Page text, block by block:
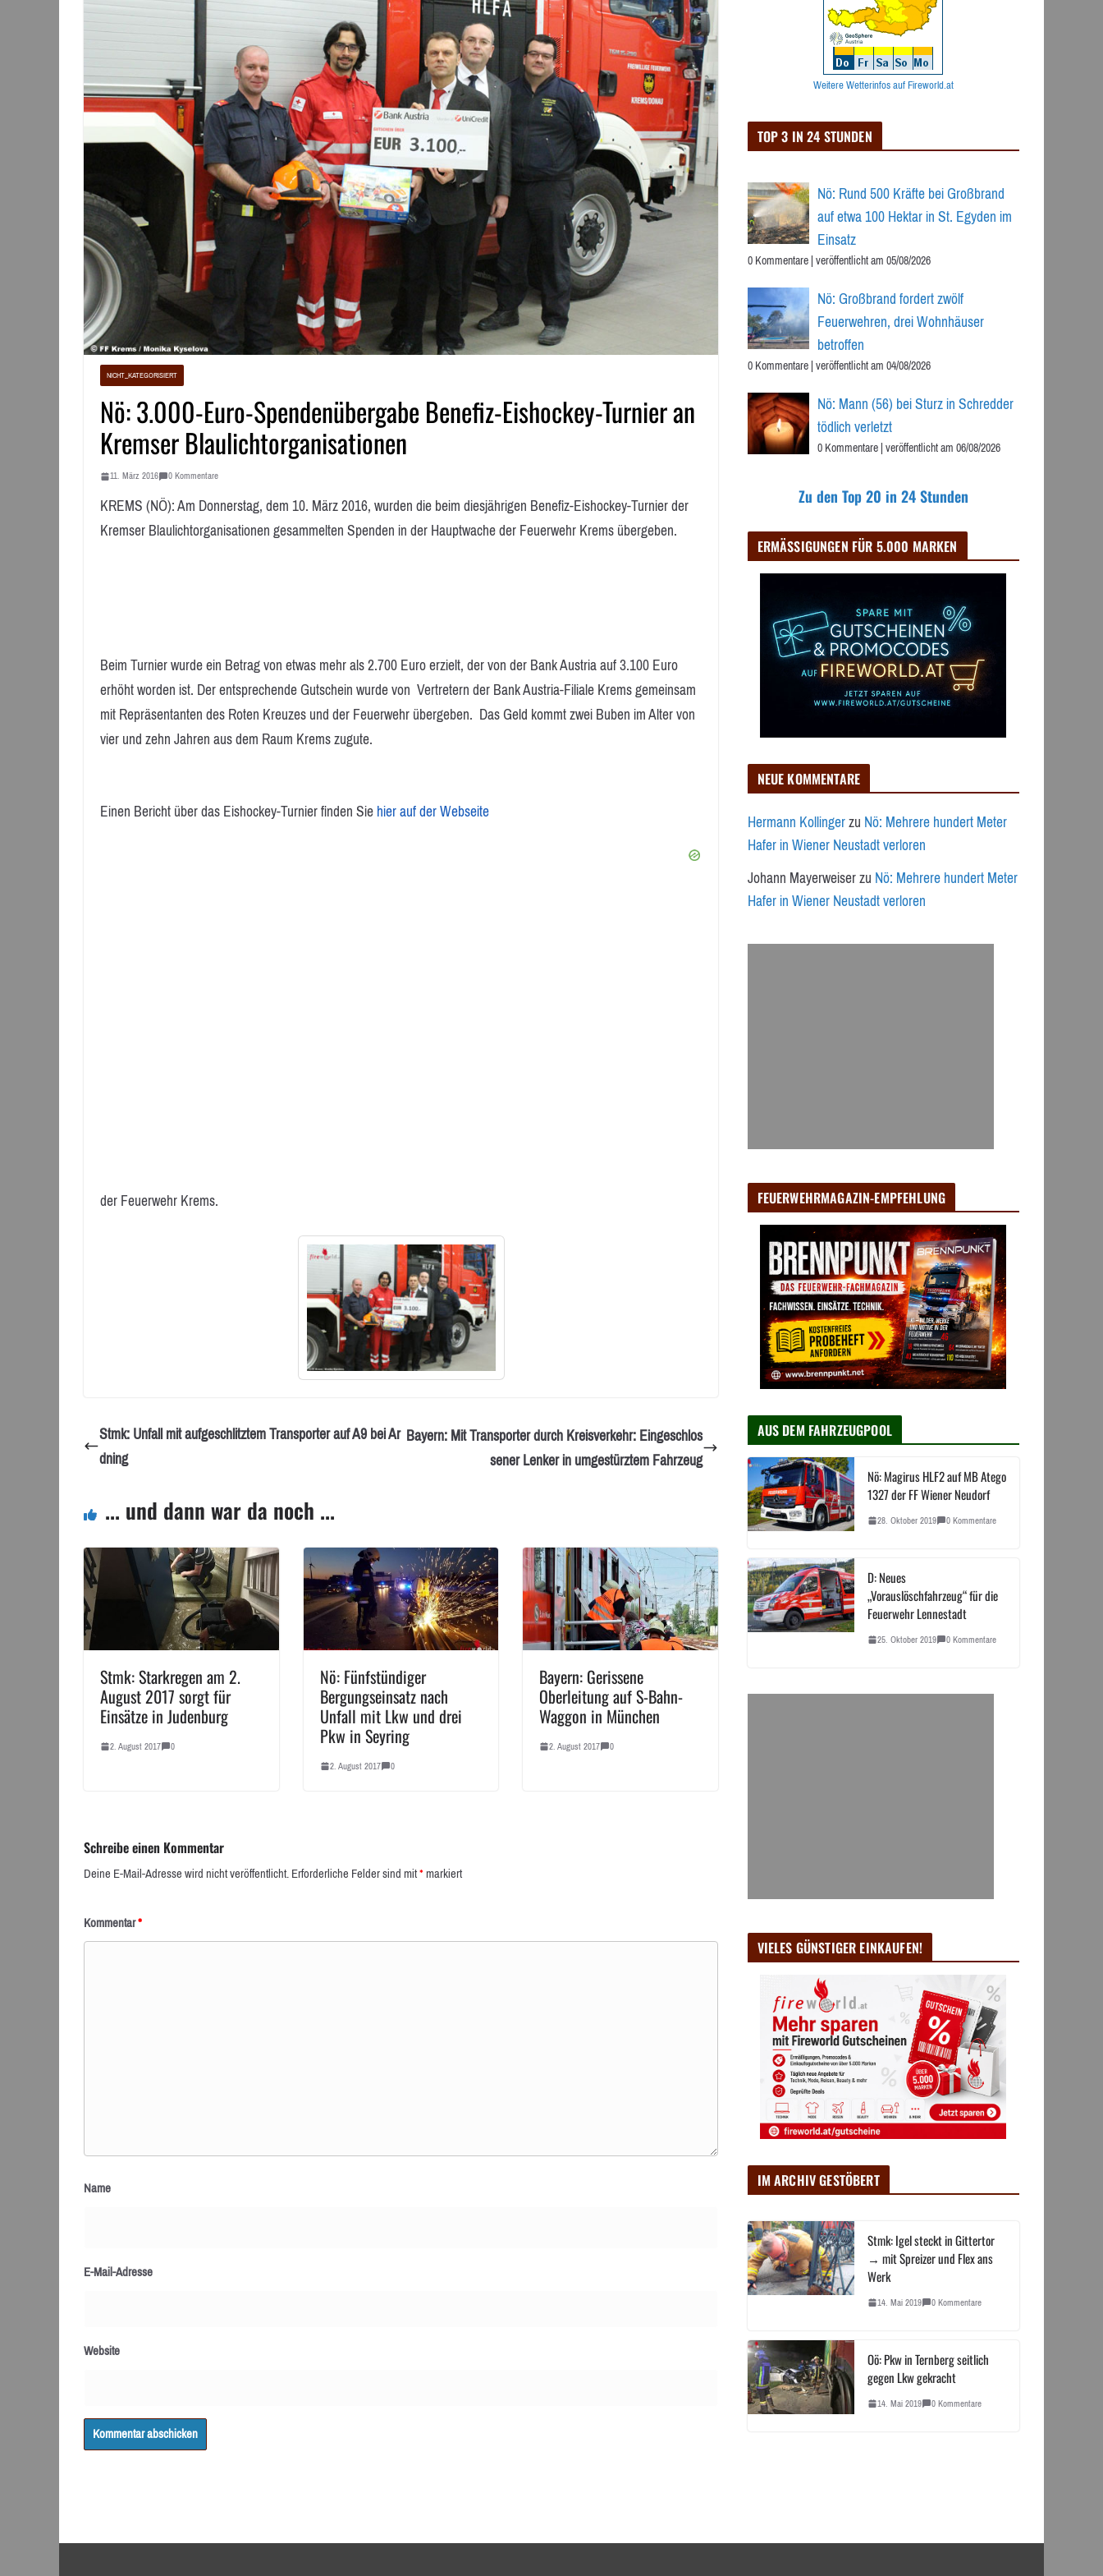
NICHT_KATEGORISIERT
Nö: 3.000-Euro-Spendenübergabe Benefiz-Eishockey-Turnier an
Kremser Blaulichtorganisationen
11. März 2016 0 Kommentare
KREMS (NÖ): Am Donnerstag, dem 10. März 2016, wurden die beim diesjährigen Benefiz-Eishockey-Turnier der
Kremser Blaulichtorganisationen gesammelten Spenden in der Hauptwache der Feuerwehr Krems übergeben.
Beim Turnier wurde ein Betrag von etwas mehr als 2.700 Euro erzielt, der von der Bank Austria auf 3.100 Euro
erhöht worden ist. Der entsprechende Gutschein wurde von Vertretern der Bank Austria-Filiale Krems gemeinsam
mit Repräsentanten des Roten Kreuzes und der Feuerwehr übergeben. Das Geld kommt zwei Buben im Alter von
vier und zehn Jahren aus dem Raum Krems zugute.
Einen Bericht über das Eishockey-Turnier finden Siehier auf der Webseite
der Feuerwehr Krems.
Stmk: Unfall mit aufgeschlitztem Transporter auf A9 bei Ar
dning
Bayern: Mit Transporter durch Kreisverkehr: Eingeschlos
sener Lenker in umgestürztem Fahrzeug
... und dann war da noch ...
Stmk: Starkregen am 2.
August 2017 sorgt für
Einsätze in Judenburg
2. August 2017 0
Nö: Fünfstündiger
Bergungseinsatz nach
Unfall mit Lkw und drei
Pkw in Seyring
2. August 2017 0
Bayern: Gerissene
Oberleitung auf S-Bahn-
Waggon in München
2. August 2017 0
Schreibe einen Kommentar
Deine E-Mail-Adresse wird nicht veröffentlicht.Erforderliche Felder sind mit*markiert
Kommentar*
Name
E-Mail-Adresse
Website
Weitere Wetterinfos auf Fireworld.at
TOP 3 IN 24 STUNDEN
Nö: Rund 500 Kräfte bei Großbrand
auf etwa 100 Hektar in St. Egyden im
Einsatz
0 Kommentare|veröffentlicht am 05/08/2026
Nö: Großbrand fordert zwölf
Feuerwehren, drei Wohnhäuser
betroffen
0 Kommentare|veröffentlicht am 04/08/2026
Nö: Mann (56) bei Sturz in Schredder
tödlich verletzt
0 Kommentare|veröffentlicht am 06/08/2026
Zu den Top 20 in 24 Stunden
ERMÄSSIGUNGEN FÜR 5.000 MARKEN
NEUE KOMMENTARE
Hermann KollingerzuNö: Mehrere hundert Meter
Hafer in Wiener Neustadt verloren
Johann MayerweiserzuNö: Mehrere hundert Meter
Hafer in Wiener Neustadt verloren
FEUERWEHRMAGAZIN-EMPFEHLUNG
AUS DEM FAHRZEUGPOOL
Nö: Magirus HLF2 auf MB Atego
1327 der FF Wiener Neudorf
28. Oktober 2019 0 Kommentare
D: Neues
„Vorauslöschfahrzeug“ für die
Feuerwehr Lennestadt
25. Oktober 2019 0 Kommentare
VIELES GÜNSTIGER EINKAUFEN!
IM ARCHIV GESTÖBERT
Stmk: Igel steckt in Gittertor
→ mit Spreizer und Flex ans
Werk
14. Mai 2019 0 Kommentare
Oö: Pkw in Ternberg seitlich
gegen Lkw gekracht
14. Mai 2019 0 Kommentare